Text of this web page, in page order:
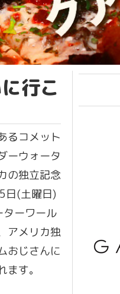
行こ
るコメット
ーウォータ
の独立記念
日(土曜日)
ーワール
アメリカ独
おじさんに
す。